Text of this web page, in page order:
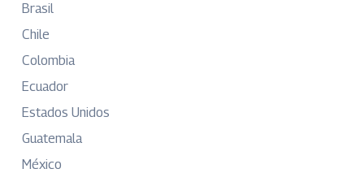
Brasil
Chile
Colombia
Ecuador
Estados Unidos
Guatemala
México